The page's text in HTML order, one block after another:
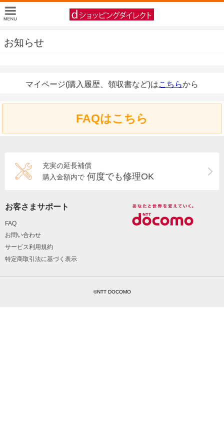
お知らせ
マイページ(購入履歴、領収書など)はこちらから
FAQはこちら
充実の延長補償
購入金額内で 何度でも修理OK
お客さまサポート
FAQ
お問い合わせ
サービス利用規約
特定商取引法に基づく表示
©NTT DOCOMO